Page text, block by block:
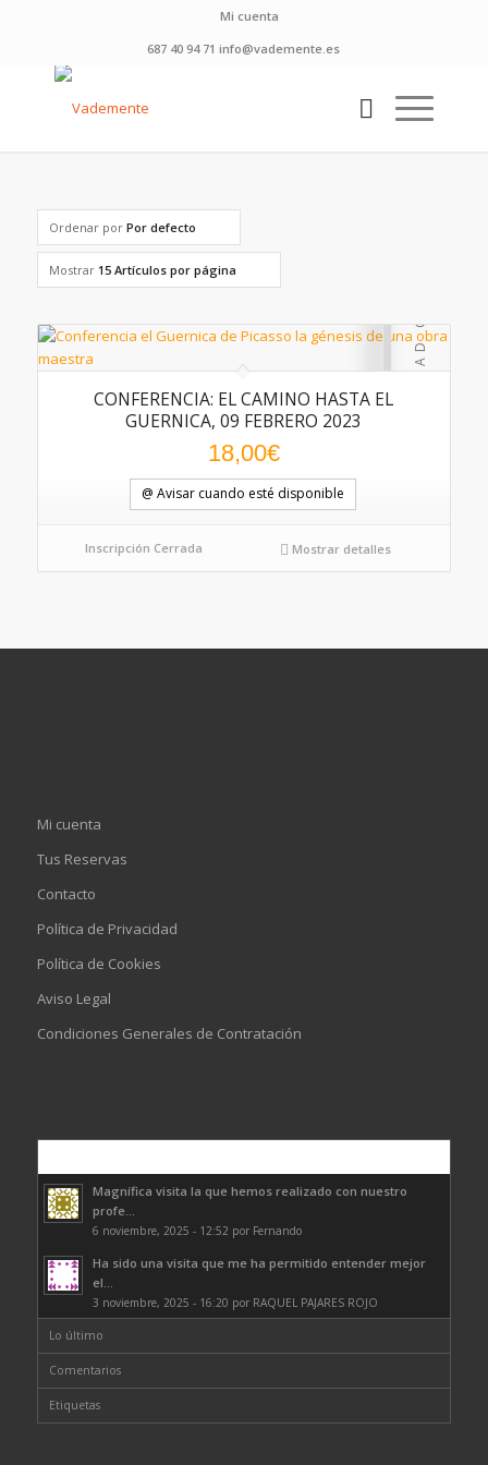
Mi cuenta
687 40 94 71 info@vademente.es
Ordenar por Por defecto
Mostrar 15 Artículos por página
5.00
CONFERENCIA: EL CAMINO HASTA EL
GUERNICA, 09 FEBRERO 2023
18,00€
@ Avisar cuando esté disponible
Inscripción Cerrada Mostrar detalles
Mi cuenta
Tus Reservas
Contacto
Política de Privacidad
Política de Cookies
Aviso Legal
Condiciones Generales de Contratación
Magnífica visita la que hemos realizado con nuestro
profe...
6 noviembre, 2025 - 12:52 por Fernando
Ha sido una visita que me ha permitido entender mejor
el...
3 noviembre, 2025 - 16:20 por RAQUEL PAJARES ROJO
Lo último
Comentarios
Etiquetas